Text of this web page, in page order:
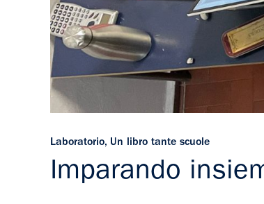
Laboratorio, Un libro tante scuole
Imparando